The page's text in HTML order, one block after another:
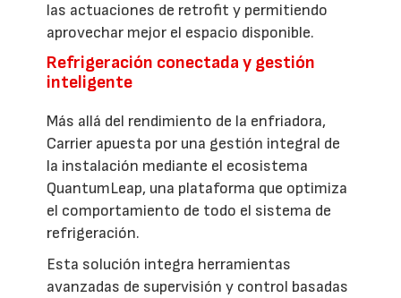
las actuaciones de retrofit y permitiendo
aprovechar mejor el espacio disponible.
Refrigeración conectada y gestión
inteligente
Más allá del rendimiento de la enfriadora,
Carrier apuesta por una gestión integral de
la instalación mediante el ecosistema
QuantumLeap, una plataforma que optimiza
el comportamiento de todo el sistema de
refrigeración.
Esta solución integra herramientas
avanzadas de supervisión y control basadas